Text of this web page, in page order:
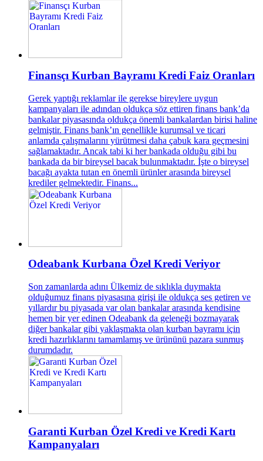
Finansçı Kurban Bayramı Kredi Faiz Oranları
Gerek yaptığı reklamlar ile gerekse bireylere uygun
kampanyaları ile adından oldukça söz ettiren finans bank’da
bankalar piyasasında oldukça önemli bankalardan birisi haline
gelmiştir. Finans bank’ın genellikle kurumsal ve ticari
anlamda çalışmalarını yürütmesi daha çabuk kara geçmesini
sağlamaktadır. Ancak tabi ki her bankada olduğu gibi bu
bankada da bir bireysel bacak bulunmaktadır. İşte o bireysel
bacağı ayakta tutan en önemli ürünler arasında bireysel
krediler gelmektedir. Finans...
Odeabank Kurbana Özel Kredi Veriyor
Son zamanlarda adını Ülkemiz de sıklıkla duymakta
olduğumuz finans piyasasına girişi ile oldukça ses getiren ve
yıllardır bu piyasada var olan bankalar arasında kendisine
hemen bir yer edinen Odeabank da geleneği bozmayarak
diğer bankalar gibi yaklaşmakta olan kurban bayramı için
kredi hazırlıklarını tamamlamış ve ürününü pazara sunmuş
durumdadır.
Garanti Kurban Özel Kredi ve Kredi Kartı
Kampanyaları